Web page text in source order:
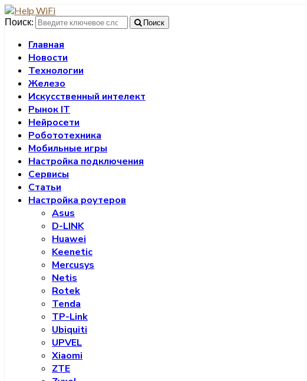
Поиск: Поиск
Главная
Новости
Технологии
Железо
Искусственный интелект
Рынок IT
Нейросети
Робототехника
Мобильные игры
Настройка подключения
Сервисы
Статьи
Настройка роутеров
Asus
D-LINK
Huawei
Keenetic
Mercusys
Netis
Rotek
Tenda
TP-Link
Ubiquiti
UPVEL
Xiaomi
ZTE